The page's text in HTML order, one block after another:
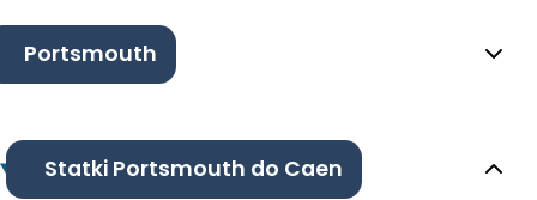
Portsmouth
Statki Portsmouth do Caen